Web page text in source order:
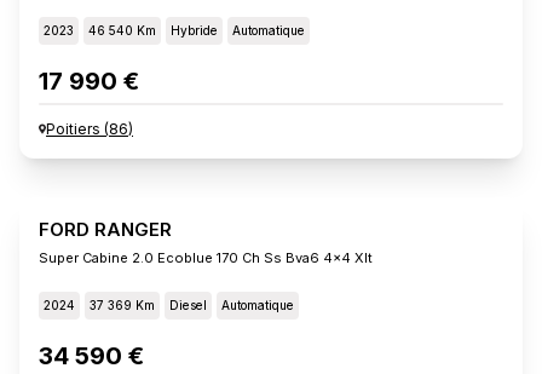
2023 46 540 Km Hybride Automatique
17 990 €
Poitiers (86)
FORD RANGER
Super Cabine 2.0 Ecoblue 170 Ch Ss Bva6 4x4 Xlt
2024 37 369 Km Diesel Automatique
34 590 €